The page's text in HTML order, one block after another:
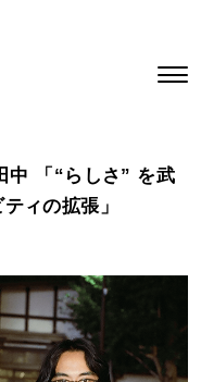
「“らしさ” を武
ィの拡張」